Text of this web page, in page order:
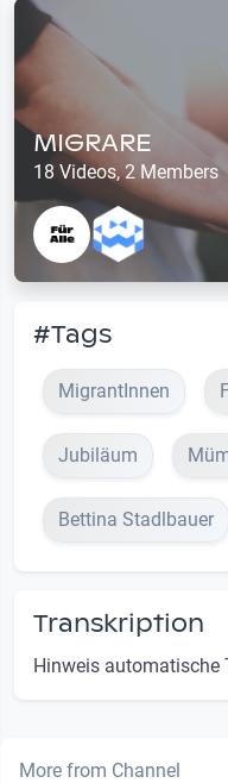
MIGRARE
18 Videos, 2 Members
#Tags
MigrantInnen
Jubiläum
Bettina Stadlbauer
Transkription
Hinweis automatische
More from Channel